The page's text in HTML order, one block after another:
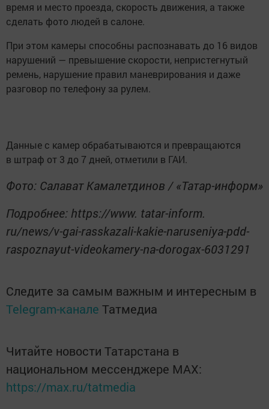
время и место проезда, скорость движения, а также
сделать фото людей в салоне.
При этом камеры способны распознавать до 16 видов
нарушений — превышение скорости, непристегнутый
ремень, нарушение правил маневрирования и даже
разговор по телефону за рулем.
Данные с камер обрабатываются и превращаются
в штраф от 3 до 7 дней, отметили в ГАИ.
Фото: Салават Камалетдинов / «Татар-информ»
Подробнее: https://www. tatar-inform.
ru/news/v-gai-rasskazali-kakie-naruseniya-pdd-
raspoznayut-videokamery-na-dorogax-6031291
Следите за самым важным и интересным в
Telegram-канале Татмедиа
Читайте новости Татарстана в
национальном мессенджере MАХ:
https://max.ru/tatmedia